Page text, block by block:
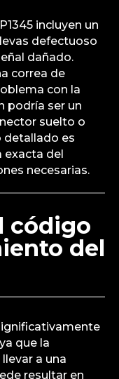
incluyen un
defectuoso
dañado.
correa de
con la
podría ser un
suelto o
detallado es
exacta del
necesarias.
código
del
que la
a una
resultar en